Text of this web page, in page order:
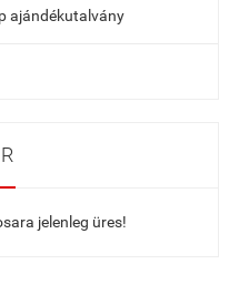
ajándékutalvány
jelenleg üres!